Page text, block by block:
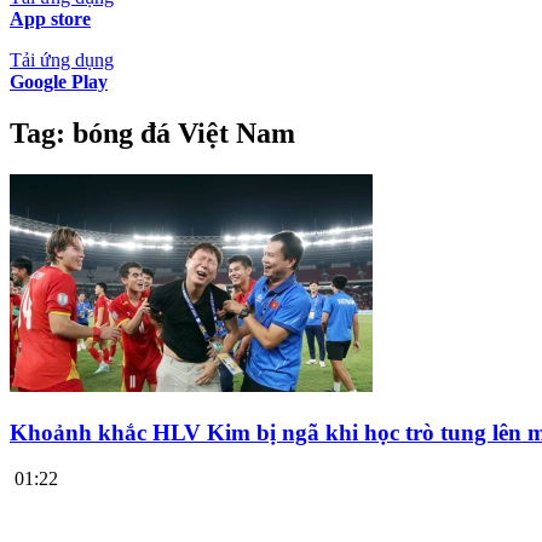
App store
Tải ứng dụng
Google Play
Tag: bóng đá Việt Nam
Khoảnh khắc HLV Kim bị ngã khi học trò tung lên
01:22